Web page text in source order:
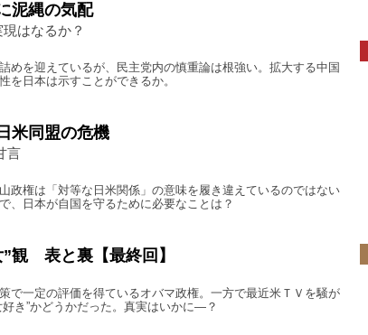
泥縄の気配
はなるか？
めを迎えているが、民主党内の慎重論は根強い。拡大する中国
を日本は示すことができるか。
米同盟の危機
言
政権は「対等な日米関係」の意味を履き違えているのではない
、日本が自国を守るために必要なことは？
観 表と裏【最終回】
で一定の評価を得ているオバマ政権。一方で最近米ＴＶを騒が
き”かどうかだった。真実はいかに―？